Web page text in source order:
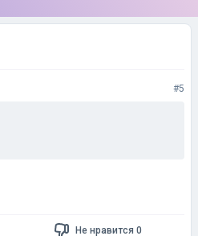
#5
Не нравится 0